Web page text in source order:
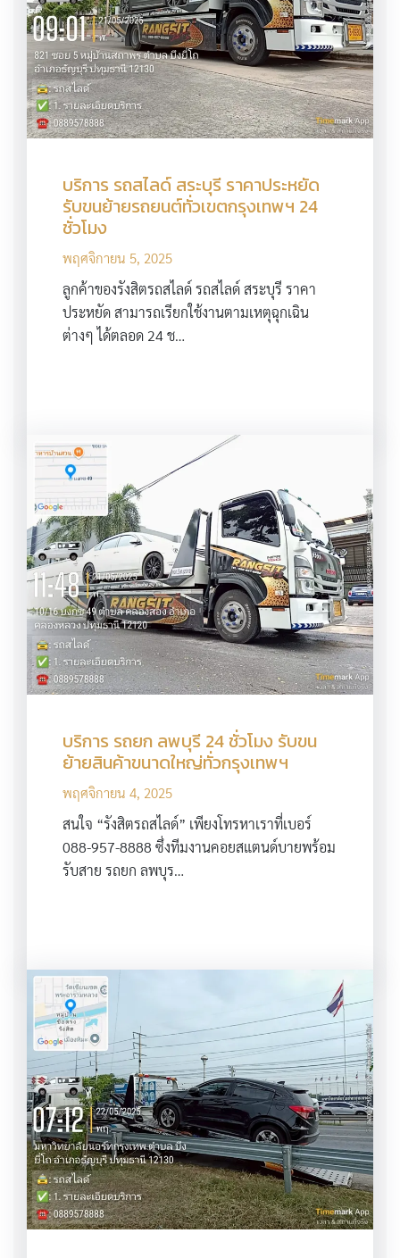
บริการ รถสไลด์ สระบุรี ราคาประหยัด
รับขนย้ายรถยนต์ทั่วเขตกรุงเทพฯ 24
ชั่วโมง
พฤศจิกายน 5, 2025
ลูกค้าของรังสิตรถสไลด์ รถสไลด์ สระบุรี ราคา
ประหยัด สามารถเรียกใช้งานตามเหตุฉุกเฉิน
ต่างๆ ได้ตลอด 24 ช…
บริการ รถยก ลพบุรี 24 ชั่วโมง รับขน
ย้ายสินค้าขนาดใหญ่ทั่วกรุงเทพฯ
พฤศจิกายน 4, 2025
สนใจ “รังสิตรถสไลด์” เพียงโทรหาเราที่เบอร์
088-957-8888 ซึ่งทีมงานคอยสแตนด์บายพร้อม
รับสาย รถยก ลพบุร…